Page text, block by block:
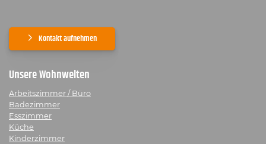
Kontakt aufnehmen
Unsere Wohnwelten
Arbeitszimmer / Büro
Badezimmer
Esszimmer
Küche
Kinderzimmer